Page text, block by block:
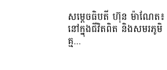
សម្តេចធិបតី ហ៊ុន ម៉ាណែត៖
នៅក្នុងជីវិតពិត និងសមរភូមិ
គ្ម...